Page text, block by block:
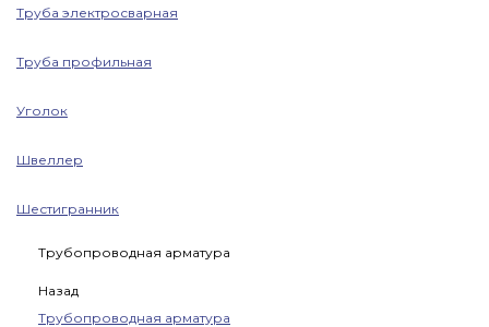
Труба электросварная
Труба профильная
Уголок
Швеллер
Шестигранник
Трубопроводная арматура
Назад
Трубопроводная арматура